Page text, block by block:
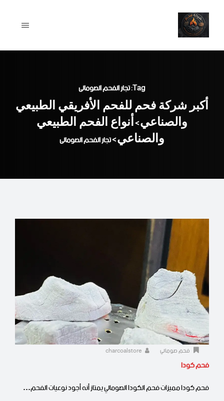
content
Tag: تجار الفحم الصومالى
أكبر شركة فحم للفحم الأفريقي الطبيعي
والصناعي>أنواع الفحم الطبيعي
والصناعي>تجار الفحم الصومالى
فحم صومالي
فحم كودا
فحم كودا مميزات فحم الكودا الصومالي يمتاز أنه أجود نوعيات الفحم…